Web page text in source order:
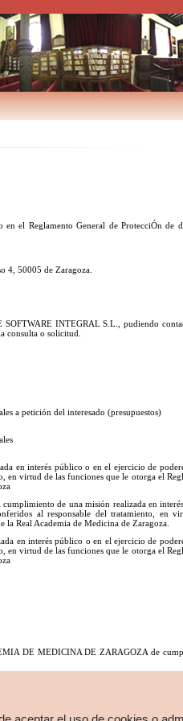
el Reglamento General de ProtecciÓn de
4, 50005 de Zaragoza.
INTEGRAL S.L., pudiendo
consulta o solicitud.
a petición del interesado (presupuestos)
en interés público o en el ejercicio de
en virtud de las funciones que le otorga el
de una misión realizada en
al responsable del tratamiento, en
la Real Academia de Medicina de Zaragoza.
en interés público o en el ejercicio de
en virtud de las funciones que le otorga el
DE MEDICINA DE ZARAGOZA de